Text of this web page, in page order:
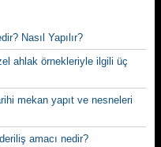
Nasıl Yapılır?
ahlak örnekleriyle ilgili üç
mekan yapıt ve nesneleri
amacı nedir?